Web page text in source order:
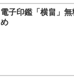
電子印鑑「横畠」
め